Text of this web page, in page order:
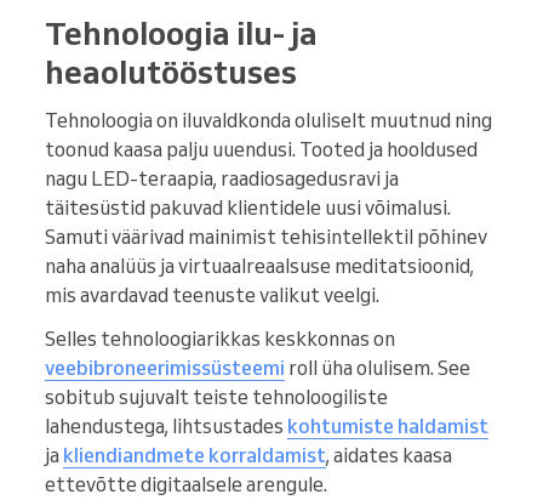
Tehnoloogia ilu- ja
heaolutööstuses
Tehnoloogia on iluvaldkonda oluliselt muutnud ning
toonud kaasa palju uuendusi. Tooted ja hooldused
nagu LED-teraapia, raadiosagedusravi ja
täitesüstid pakuvad klientidele uusi võimalusi.
Samuti väärivad mainimist tehisintellektil põhinev
naha analüüs ja virtuaalreaalsuse meditatsioonid,
mis avardavad teenuste valikut veelgi.
Selles tehnoloogiarikkas keskkonnas on
veebibroneerimissüsteemi roll üha olulisem. See
sobitub sujuvalt teiste tehnoloogiliste
lahendustega, lihtsustades kohtumiste haldamist
ja kliendiandmete korraldamist, aidates kaasa
ettevõtte digitaalsele arengule.